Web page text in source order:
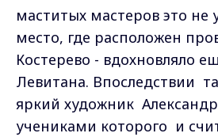
маститых мастеров это не
место, где расположен
Костерево - вдохновляло
Левитана. Впоследствии
яркий художник
учениками которого и